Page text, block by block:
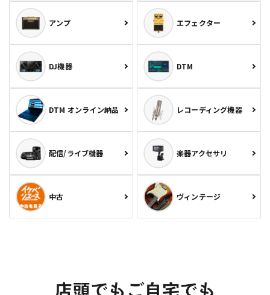
アンプ エフェクター
DJ機器 DTM
DTM オンライン納品 レコーディング機器
配信/ライブ機器 楽器アクセサリ
中古 ヴィンテージ